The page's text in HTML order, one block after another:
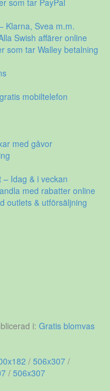
som tar PayPal
Klarna, Svea m.m.
Swish affärer online
som tar Walley betalning
mobiltelefon
med gåvor
Idag & i veckan
med rabatter online
outlets & utförsäljning
i: Gratis blomvas
/ 506x307 /
/ 506x307